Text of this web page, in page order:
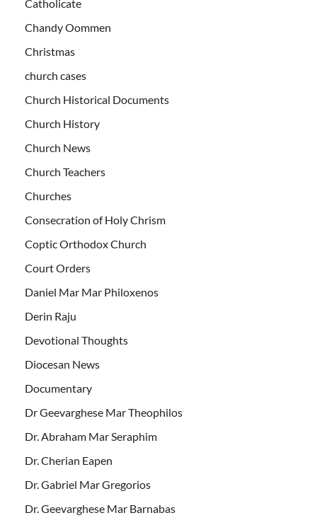
Catholicate
Chandy Oommen
Christmas
church cases
Church Historical Documents
Church History
Church News
Church Teachers
Churches
Consecration of Holy Chrism
Coptic Orthodox Church
Court Orders
Daniel Mar Mar Philoxenos
Derin Raju
Devotional Thoughts
Diocesan News
Documentary
Dr Geevarghese Mar Theophilos
Dr. Abraham Mar Seraphim
Dr. Cherian Eapen
Dr. Gabriel Mar Gregorios
Dr. Geevarghese Mar Barnabas